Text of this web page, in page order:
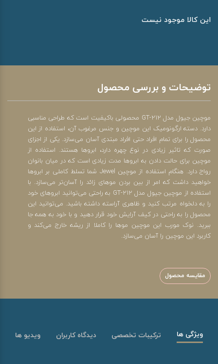
این کالا موجود نیست
توضیحات و بررسی محصول
موچین جیول مدل GT-212 محصولی باکیفیت است که طراحی مناسبی
دارد. دسته ارگونومیک این موچین و جنس مرغوب آن، استفاده از این
محصول را برای تمام افراد حتی افراد مبتدی آسان می‌سازد. یکی از اجزای
صورت که تاثیر زیادی در نوع چهره دارد، ابروها هستند. استفاده از
موچین برای حالت دادن به ابروها مدت زیادی است که در میان بانوان
رواج دارد. هنگام استفاده از موچین Jewel شما تسلط کاملی بر ابروها
خواهید داشت که امر از بین بردن موهای زائد را آسان‌تر می‌سازد. با
استفاده از موچین جیول مدل GT-212 به راحتی می‌توانید ابروهای خود
را به دلخواه مرتب کنید و ظاهری آراسته داشته باشید. می‌توانید این
محصول را به راحتی در کیف آرایش خود قرار دهید و با خود به همه جا
ببرید. نوک مورب این موچین موها را کاملا از ریشه خارج می‌کند و
کاربرد این موچین را آسان می‌سازد.
مقایسه محصول
ویژگی ها ترکیبات تخصصی دیدگاه کاربران ویدیو ها